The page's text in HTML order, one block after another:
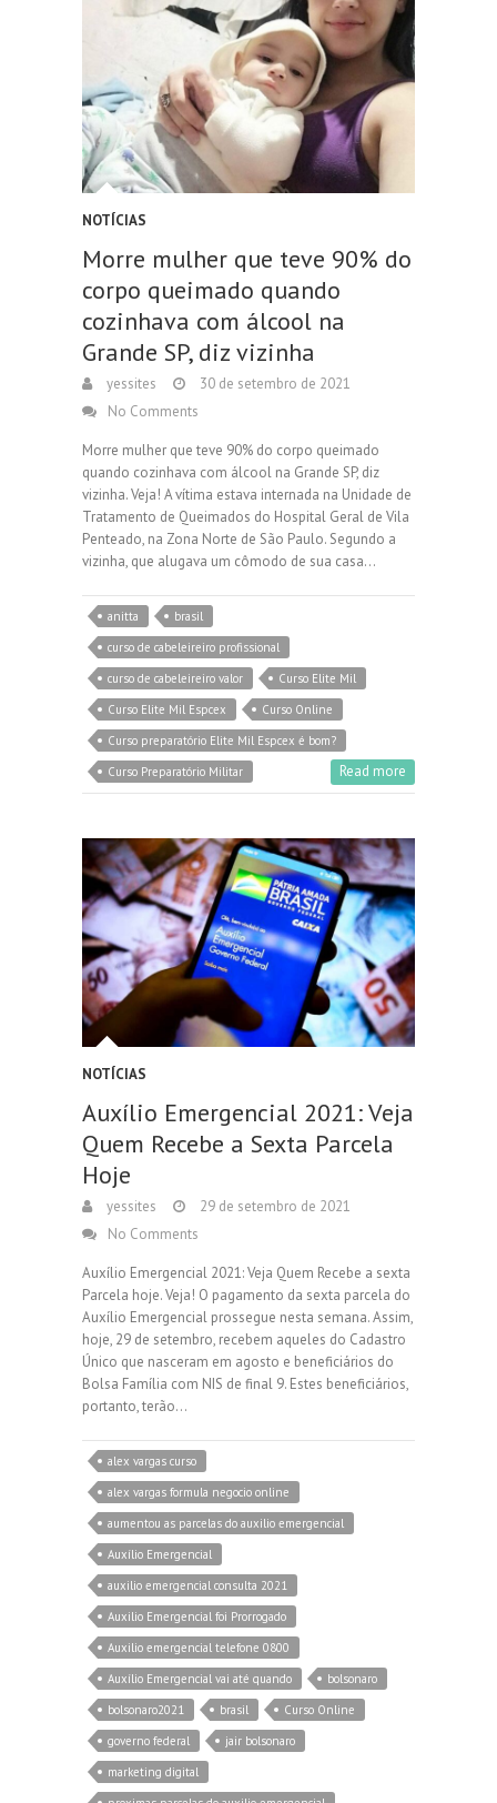
NOTÍCIAS
Morre mulher que teve 90% do
corpo queimado quando
cozinhava com álcool na
Grande SP, diz vizinha
yessites
30 de setembro de 2021
No Comments
Morre mulher que teve 90% do corpo queimado
quando cozinhava com álcool na Grande SP, diz
vizinha. Veja! A vítima estava internada na Unidade de
Tratamento de Queimados do Hospital Geral de Vila
Penteado, na Zona Norte de São Paulo. Segundo a
vizinha, que alugava um cômodo de sua casa…
anitta
brasil
curso de cabeleireiro profissional
curso de cabeleireiro valor
Curso Elite Mil
Curso Elite Mil Espcex
Curso Online
Curso preparatório Elite Mil Espcex é bom?
Curso Preparatório Militar
Read more
NOTÍCIAS
Auxílio Emergencial 2021: Veja
Quem Recebe a Sexta Parcela
Hoje
yessites
29 de setembro de 2021
No Comments
Auxílio Emergencial 2021: Veja Quem Recebe a sexta
Parcela hoje. Veja! O pagamento da sexta parcela do
Auxílio Emergencial prossegue nesta semana. Assim,
hoje, 29 de setembro, recebem aqueles do Cadastro
Único que nasceram em agosto e beneficiários do
Bolsa Família com NIS de final 9. Estes beneficiários,
portanto, terão…
alex vargas curso
alex vargas formula negocio online
aumentou as parcelas do auxilio emergencial
Auxílio Emergencial
auxilio emergencial consulta 2021
Auxilio Emergencial foi Prorrogado
Auxilio emergencial telefone 0800
Auxílio Emergencial vai até quando
bolsonaro
bolsonaro2021
brasil
Curso Online
governo federal
jair bolsonaro
marketing digital